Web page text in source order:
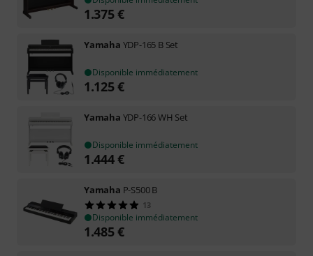
1.375€
Yamaha YDP-165 B Set
Disponible immédiatement
1.125€
Yamaha YDP-166 WH Set
Disponible immédiatement
1.444€
Yamaha P-S500 B
13
Disponible immédiatement
1.485€